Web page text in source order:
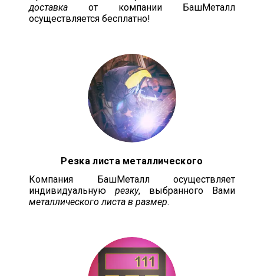
доставка от компании БашМеталл
осуществляется бесплатно!
Резка листа металлического
Компания БашМеталл осуществляет
индивидуальную резку, выбранного Вами
металлического листа в размер.